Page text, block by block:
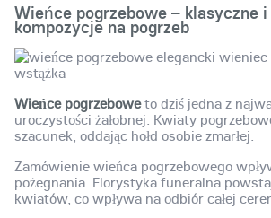
Wieńce pogrzebowe – klasyczne
kompozycje na pogrzeb
Wieńce pogrzeboweto dziś jedna z
uroczystości żałobnej. Kwiaty
szacunek, oddając hołd osobie zmarłej.
Zamówienie wieńca pogrzebowego
pożegnania. Florystyka funeralna
kwiatów, co wpływa na odbiór całej